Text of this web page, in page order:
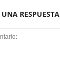
UNA RESPUESTA